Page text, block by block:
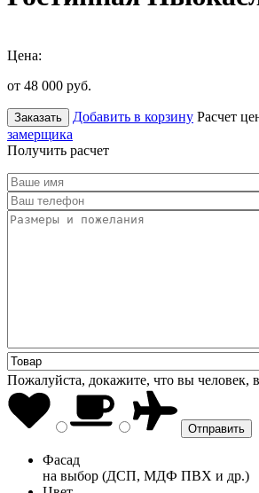
Цена:
от 48 000 руб.
Заказать Добавить в корзину Расчет
замерщика
Получить расчет
Пожалуйста, докажите, что вы человек,
Фасад
на выбор (ДСП, МДФ ПВХ и др.)